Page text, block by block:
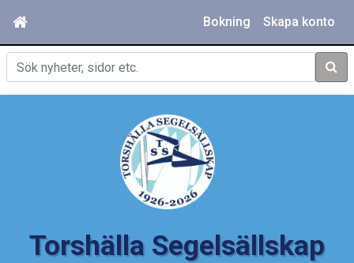
Bokning Skapa konto
Sök
Torshälla Segelsällskap